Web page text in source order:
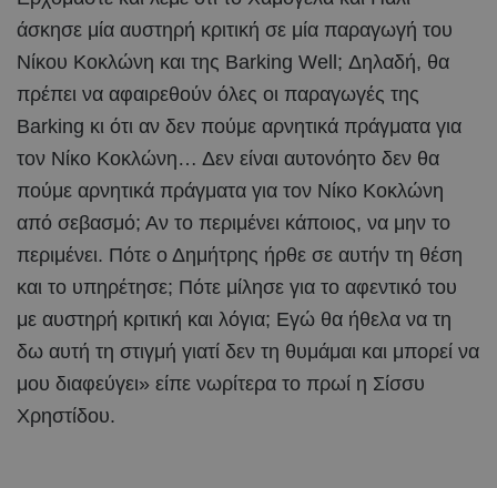
άσκησε μία αυστηρή κριτική σε μία παραγωγή του
Νίκου Κοκλώνη και της Barking Well; Δηλαδή, θα
πρέπει να αφαιρεθούν όλες οι παραγωγές της
Barking κι ότι αν δεν πούμε αρνητικά πράγματα για
τον Νίκο Κοκλώνη… Δεν είναι αυτονόητο δεν θα
πούμε αρνητικά πράγματα για τον Νίκο Κοκλώνη
από σεβασμό; Αν το περιμένει κάποιος, να μην το
περιμένει. Πότε ο Δημήτρης ήρθε σε αυτήν τη θέση
και το υπηρέτησε; Πότε μίλησε για το αφεντικό του
με αυστηρή κριτική και λόγια; Εγώ θα ήθελα να τη
δω αυτή τη στιγμή γιατί δεν τη θυμάμαι και μπορεί να
μου διαφεύγει» είπε νωρίτερα το πρωί η Σίσσυ
Χρηστίδου.